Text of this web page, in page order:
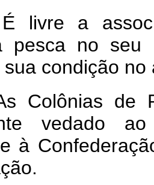
a
pesca no seu
condição
de
vedado
à